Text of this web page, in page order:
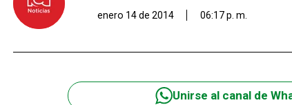
enero 14 de 2014 06:17 p. m.
Unirse al canal de